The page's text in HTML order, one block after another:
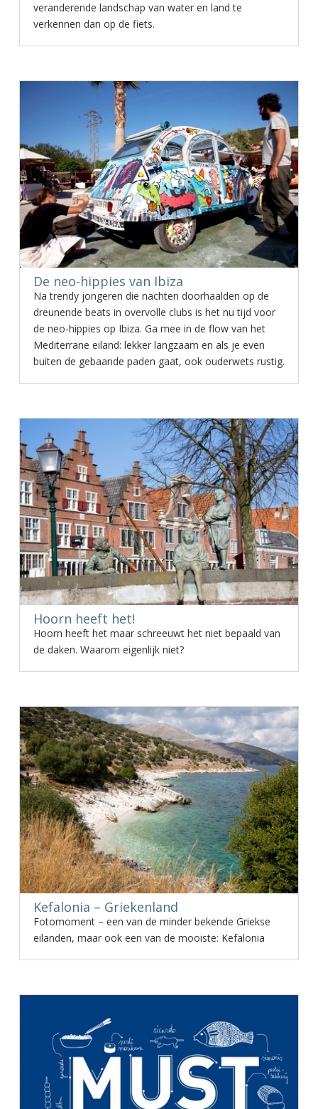
veranderende landschap van water en land te
verkennen dan op de fiets.
De neo-hippies van Ibiza
Na trendy jongeren die nachten doorhaalden op de
dreunende beats in overvolle clubs is het nu tijd voor
de neo-hippies op Ibiza. Ga mee in de flow van het
Mediterrane eiland: lekker langzaam en als je even
buiten de gebaande paden gaat, ook ouderwets rustig.
Hoorn heeft het!
Hoorn heeft het maar schreeuwt het niet bepaald van
de daken. Waarom eigenlijk niet?
Kefalonia – Griekenland
Fotomoment – een van de minder bekende Griekse
eilanden, maar ook een van de mooiste: Kefalonia